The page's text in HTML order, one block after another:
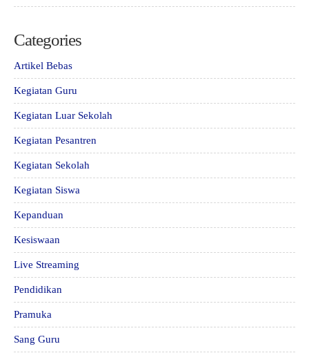
Categories
Artikel Bebas
Kegiatan Guru
Kegiatan Luar Sekolah
Kegiatan Pesantren
Kegiatan Sekolah
Kegiatan Siswa
Kepanduan
Kesiswaan
Live Streaming
Pendidikan
Pramuka
Sang Guru